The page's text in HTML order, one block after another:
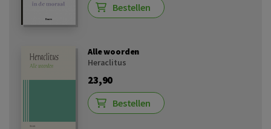
Bestellen
Alle woorden
Heraclitus
23,90
Bestellen